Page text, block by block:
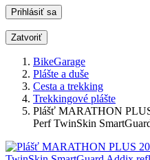
Zatvoriť
BikeGarage
Plášte a duše
Cesta a trekking
Trekkingové plášte
Plášť MARATHON
Perf TwinSkin